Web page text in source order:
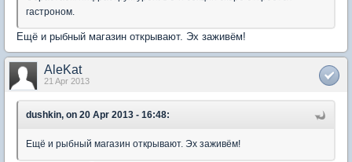
гастроном.
Ещё и рыбный магазин открывают. Эх заживём!
AleKat
21 Apr 2013
dushkin, on 20 Apr 2013 - 16:48:
Ещё и рыбный магазин открывают. Эх заживём!